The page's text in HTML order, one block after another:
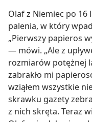
Olaf z Niemiec po 16
palenia, w który
„Pierwszy papieros
— mówi. „Ale z
rozmiarów potężnej
zabrakło mi
wziąłem wszystkie
skrawku gazety
z nich skręta. Teraz